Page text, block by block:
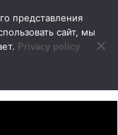
новинки зарубежного
представления
сайт, мы
Privacy policy